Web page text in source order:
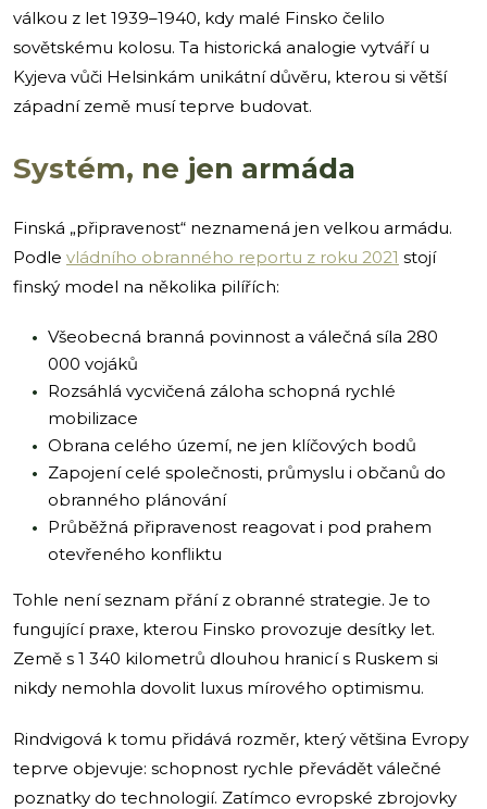
válkou z let 1939–1940, kdy malé Finsko čelilo
sovětskému kolosu. Ta historická analogie vytváří u
Kyjeva vůči Helsinkám unikátní důvěru, kterou si větší
západní země musí teprve budovat.
Systém, ne jen armáda
Finská „připravenost“ neznamená jen velkou armádu.
Podle vládního obranného reportu z roku 2021 stojí
finský model na několika pilířích:
Všeobecná branná povinnost a válečná síla 280
000 vojáků
Rozsáhlá vycvičená záloha schopná rychlé
mobilizace
Obrana celého území, ne jen klíčových bodů
Zapojení celé společnosti, průmyslu i občanů do
obranného plánování
Průběžná připravenost reagovat i pod prahem
otevřeného konfliktu
Tohle není seznam přání z obranné strategie. Je to
fungující praxe, kterou Finsko provozuje desítky let.
Země s 1 340 kilometrů dlouhou hranicí s Ruskem si
nikdy nemohla dovolit luxus mírového optimismu.
Rindvigová k tomu přidává rozměr, který většina Evropy
teprve objevuje: schopnost rychle převádět válečné
poznatky do technologií. Zatímco evropské zbrojovky